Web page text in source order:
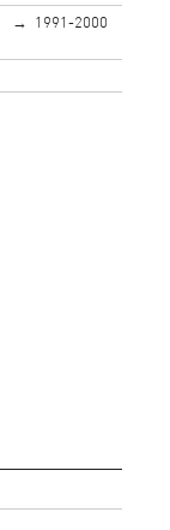
1991-2000